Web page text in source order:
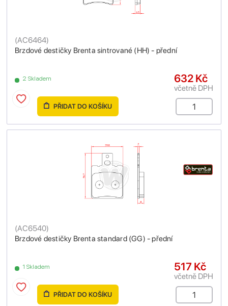
Brzdové destičky Brenta sintrované (HH) - přední
(AC6464)
2 Skladem 632 Kč
včetně DPH
PŘIDAT DO KOŠÍKU
Brzdové destičky Brenta standard (GG) - přední
(AC6540)
1 Skladem 517 Kč
včetně DPH
PŘIDAT DO KOŠÍKU